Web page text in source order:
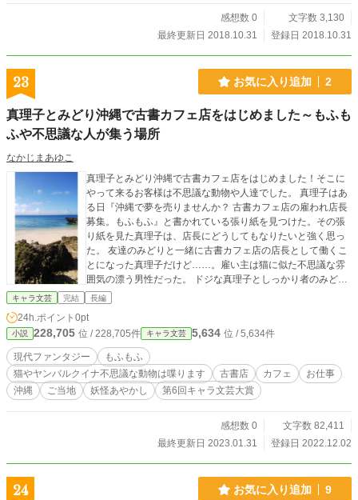
らいの用心棒』こと神威でございました。 それではこの辺
感想数 0
文字数 3,130
最終更新日 2018.10.31
登録日 2018.10.31
23 お気に入り追加 2
真理子とみどり沖縄で古書カフェ店をはじめました～もふも
ふや不思議な人が集う場所
なかじまあゆこ
真理子とみどり沖縄で古書カフェ店をはじめました！そこに
やって来るお客様は不思議な動物や人達でした。 真理子はあ
る日『沖縄で夢を売りませんか？ 古書カフェ店の雇われ店長
募集。もふもふ』と書かれている張り紙を見つけた。その張
り紙を見た真理子は、店長にどうしてもなりたいと強く思っ
た。 友達のみどりと一緒に古書カフェ店の店長として働くこ
とになった真理子だけど……。雇い主は猫に似た不思議な雰
囲気の漂う男性だった。 ドジな真理子としっかり者のみどり
の沖縄古書カフェに集まる不思議な動物や人達のちょっと不
キャラ文芸 完結 長編
24h.ポイント 0pt
小説 228,705 位 / 228,705件 キャラ文芸 5,634 位 / 5,634件
現代ファンタジー
もふもふ
猫やヤンバルクイナ不思議な動物は喋ります
古書店 カフェ
お仕事
沖縄
ご当地 妖怪あやかし 第6回キャラ文芸大賞
感想数 0
文字数 82,411
最終更新日 2023.01.31
登録日 2022.12.02
24 お気に入り追加 9